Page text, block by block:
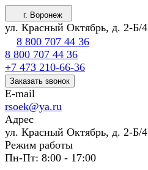
г. Воронеж
ул. Красный Октябрь, д. 2-Б/4
8 800 707 44 36
8 800 707 44 36
+7 473 210-66-36
Заказать звонок
E-mail
rsoek@ya.ru
Адрес
ул. Красный Октябрь, д. 2-Б/4
Режим работы
Пн-Пт: 8:00 - 17:00